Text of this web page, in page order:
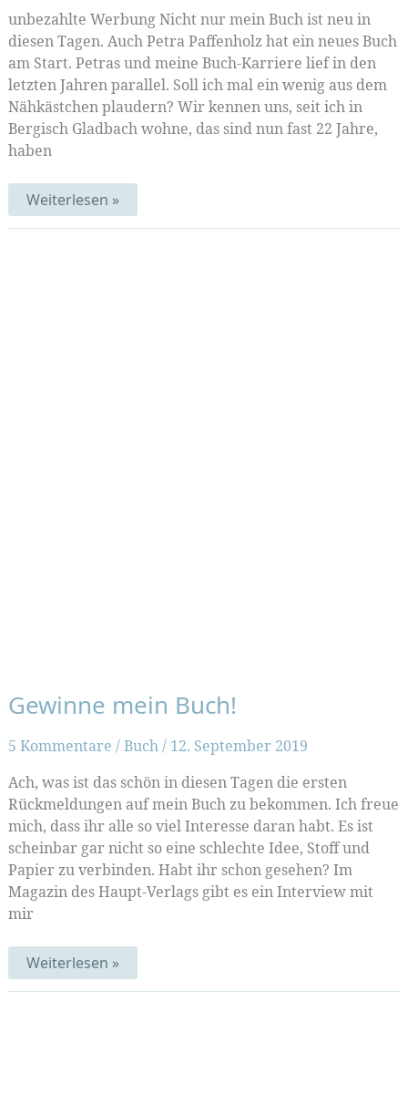
unbezahlte Werbung Nicht nur mein Buch ist neu in
diesen Tagen. Auch Petra Paffenholz hat ein neues Buch
am Start. Petras und meine Buch-Karriere lief in den
letzten Jahren parallel. Soll ich mal ein wenig aus dem
Nähkästchen plaudern? Wir kennen uns, seit ich in
Bergisch Gladbach wohne, das sind nun fast 22 Jahre,
haben
Japanische
Verbindungen
|
Weiterlesen »
Gewinne mein Buch!
5 Kommentare /Buch/ 12. September 2019
Ach, was ist das schön in diesen Tagen die ersten
Rückmeldungen auf mein Buch zu bekommen. Ich freue
mich, dass ihr alle so viel Interesse daran habt. Es ist
scheinbar gar nicht so eine schlechte Idee, Stoff und
Papier zu verbinden. Habt ihr schon gesehen? Im
Magazin des Haupt-Verlags gibt es ein Interview mit
mir
Gewinne
mein
Buch!
Weiterlesen »